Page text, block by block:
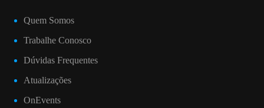
Quem Somos
Trabalhe Conosco
Dúvidas Frequentes
Atualizações
OnEvents